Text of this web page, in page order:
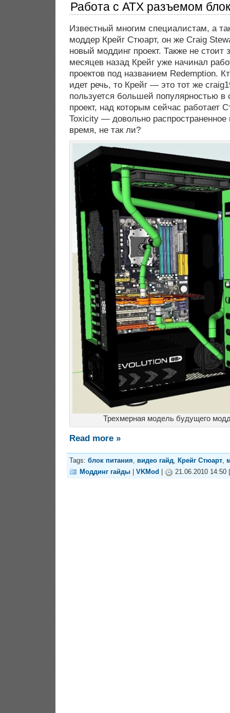
Работа с ATX разъемом
Известный многим специалистам, а
моддер Крейг Стюарт, он же Craig
новый моддинг проект. Также не стоит
месяцев назад Крейг уже начинал
проектов под названием Redemption.
идет речь, то Крейг — это тот же
пользуется большей популярностью в
проект, над которым сейчас работает
Toxicity — довольно распространенное
время, не так ли?
Трехмерная модель будущего
Read more »
Tags: блок питания, видео гайд, Крейг Стюарт,
Моддинг гайды
VKMod 21.06.2010 14:50